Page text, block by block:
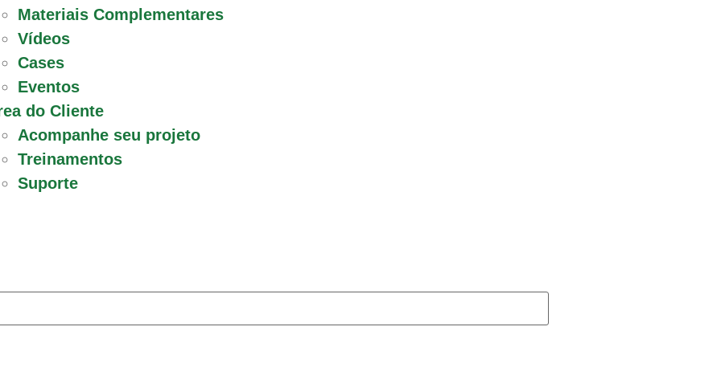
Materiais Complementares
Vídeos
Cases
Eventos
do Cliente
Acompanhe seu projeto
Treinamentos
Suporte